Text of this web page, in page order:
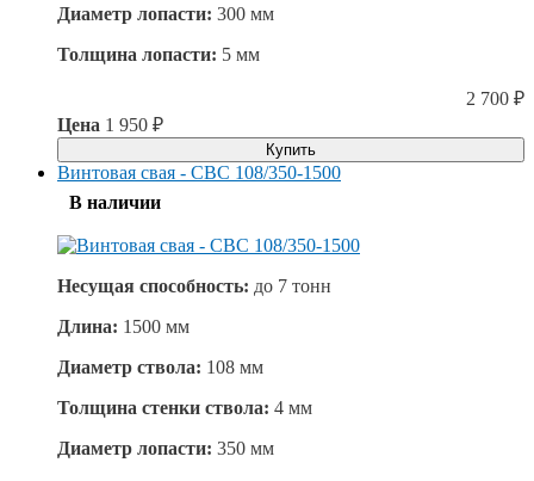
Диаметр лопасти: 300 мм
Толщина лопасти: 5 мм
2 700 ₽
Цена 1 950 ₽
Купить
Винтовая свая - СВС 108/350-1500
В наличии
Несущая способность: до 7 тонн
Длина: 1500 мм
Диаметр ствола: 108 мм
Толщина стенки ствола: 4 мм
Диаметр лопасти: 350 мм